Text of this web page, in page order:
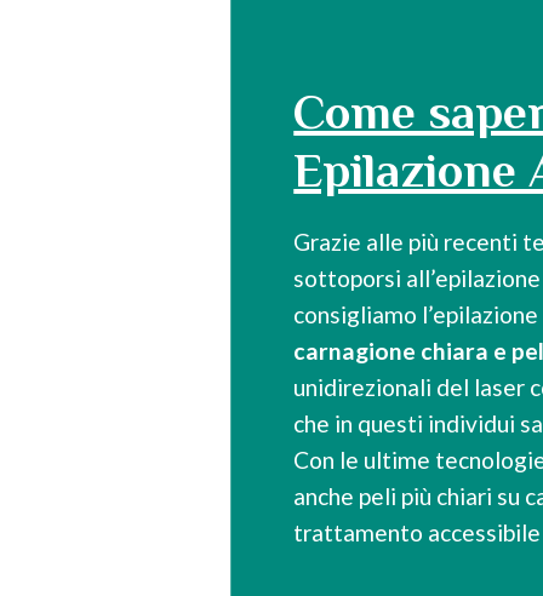
Come
Epilazione
Grazie alle più recenti
sottoporsi
consigliamo
carnagione chiara e
unidirezionali del laser
che in questi individui
Con le ultime
anche peli più chiari su
trattamento